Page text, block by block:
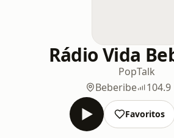
Rádio Vida
PopTalk
Beberibe
104.9
Favoritos